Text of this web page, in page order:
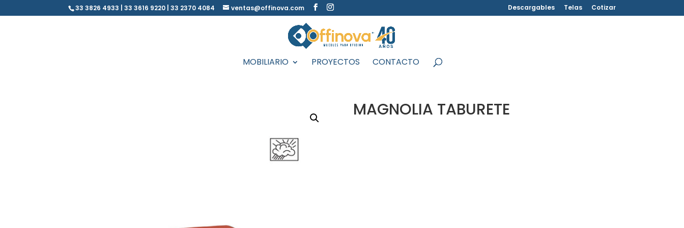
33 3826 4933 | 33 3616 9220 | 33 2370 4084 ventas@offinova.com Descargables Telas Cotizar
MOBILIARIO PROYECTOS CONTACTO
MAGNOLIA TABURETE